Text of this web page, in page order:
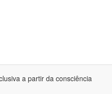
a partir da consciência